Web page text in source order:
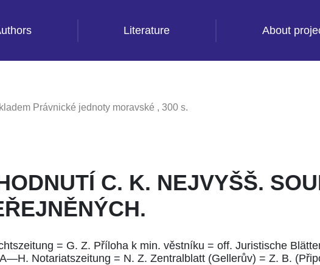
Literature About
Právnické jednoty moravské , 300 s.
C. K. NEJVYŠŠ.
= G. Z. Příloha k min. věstníku = off. Juristische
Notariatszeitung = N. Z. Zentralblatt (Gellerův) = Z. B.